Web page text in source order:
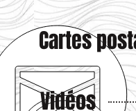
Cartes
Vidéos